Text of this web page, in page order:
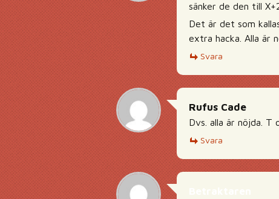
sänker de den till
Det är det som
extra hacka. Alla är
Svara
Rufus Cade
Dvs. alla är nöjda.
Svara